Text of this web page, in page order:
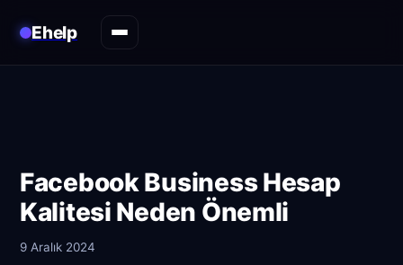
Ehelp
Facebook Business Hesap
Kalitesi Neden Önemli
9 Aralık 2024